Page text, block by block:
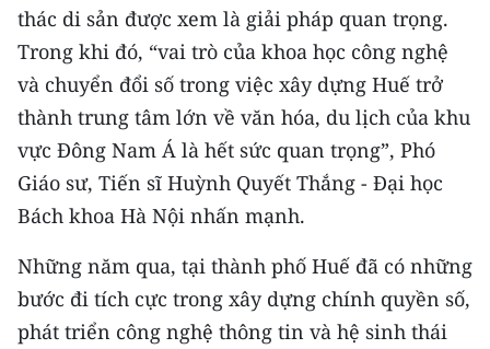
thác di sản được xem là giải pháp quan trọng.
Trong khi đó, “vai trò của khoa học công nghệ
và chuyển đổi số trong việc xây dựng Huế trở
thành trung tâm lớn về văn hóa, du lịch của khu
vực Đông Nam Á là hết sức quan trọng”, Phó
Giáo sư, Tiến sĩ Huỳnh Quyết Thắng - Đại học
Bách khoa Hà Nội nhấn mạnh.
Những năm qua, tại thành phố Huế đã có những
bước đi tích cực trong xây dựng chính quyền số,
phát triển công nghệ thông tin và hệ sinh thái